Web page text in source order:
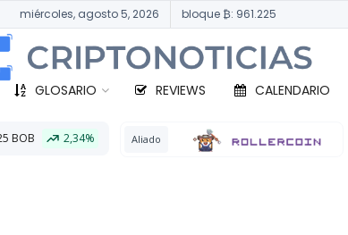
miércoles, agosto 5, 2026 bloque ₿: 961.225
GLOSARIO REVIEWS CALENDARIO
Aliado BTC